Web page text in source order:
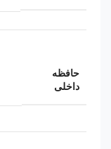
حافظه
داخلی